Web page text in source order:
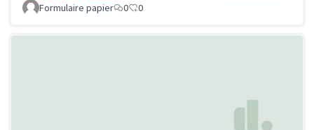
Formulaire papier
0 0